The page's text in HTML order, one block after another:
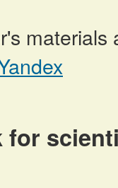
materials
for